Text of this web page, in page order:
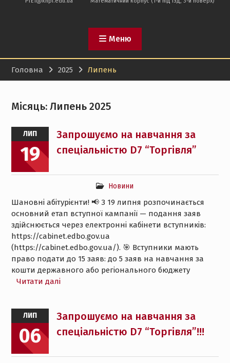
діяльність» з успішним
кваліфікаційних робіт!
Доцент кафедри
підприємництва, торгівлі
і логістики НТУ “ХПІ”
пройшла міжнародну
Bloomberg Market
Concepts
9-а Міжнародна
інноваційні технології в
XXI столітті”, 17-18
вересня 2026 р.
Меню
Головна 2025 Липень
Місяць: Липень 2025
ЛИП
19
Запрошуємо на навчання за
спеціальністю D7 “Торгівля”
Новини
Шановні абітурієнти! 📢 З 19 липня розпочинається
основний етап вступної кампанії — подання заяв
здійснюється через електронні кабінети вступників:
https://cabinet.edbo.gov.ua
(https://cabinet.edbo.gov.ua/). 🎯 Вступники мають
право подати до 15 заяв: до 5 заяв на навчання за
кошти державного або регіонального бюджету
Читати далі
ЛИП
06
Запрошуємо на навчання за
спеціальністю D7 “Торгівля”!!!